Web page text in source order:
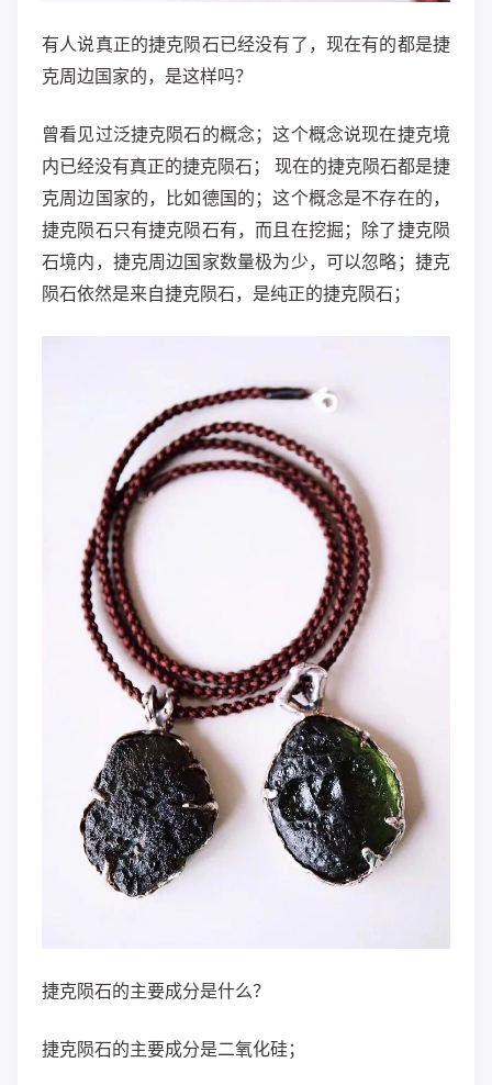
有人说真正的捷克陨石已经没有了，现在有的都是捷
克周边国家的，是这样吗？
曾看见过泛捷克陨石的概念；这个概念说现在捷克境
内已经没有真正的捷克陨石； 现在的捷克陨石都是捷
克周边国家的，比如德国的；这个概念是不存在的，
捷克陨石只有捷克陨石有，而且在挖掘；除了捷克陨
石境内，捷克周边国家数量极为少，可以忽略；捷克
陨石依然是来自捷克陨石，是纯正的捷克陨石；
捷克陨石的主要成分是什么？
捷克陨石的主要成分是二氧化硅；